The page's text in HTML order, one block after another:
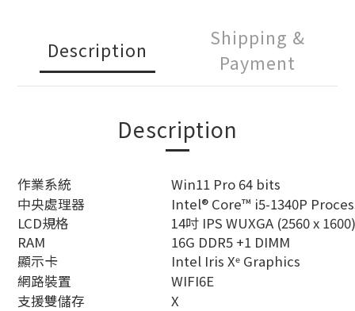
Description
Shipping &
Payment
Description
作業系統
Win11 Pro 64 bits
中央處理器
Intel® Core™ i5-1340P
LCD規格
14吋 IPS WUXGA (2560 x
RAM
16G DDR5 +1 DIMM
顯示卡
Intel Iris Xᵉ Graphics
網路裝置
WIFI6E
支援雙儲存
X